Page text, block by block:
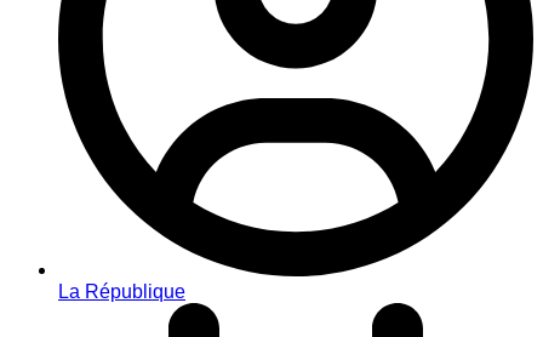
La République